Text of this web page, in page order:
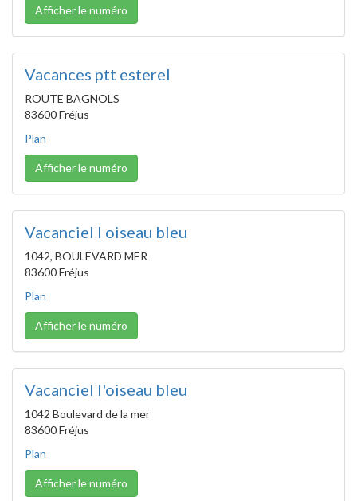
Afficher le numéro
Vacances ptt esterel
ROUTE BAGNOLS
83600 Fréjus
Plan
Afficher le numéro
Vacanciel l oiseau bleu
1042, BOULEVARD MER
83600 Fréjus
Plan
Afficher le numéro
Vacanciel l'oiseau bleu
1042 Boulevard de la mer
83600 Fréjus
Plan
Afficher le numéro